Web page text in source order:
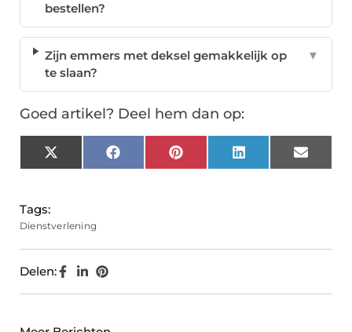
bestellen?
Zijn emmers met deksel gemakkelijk op
te slaan?
▼
Goed artikel? Deel hem dan op:
X
(Twitter)
FacebookPinterest LinkedIn Email
Tags:
Dienstverlening
Delen: